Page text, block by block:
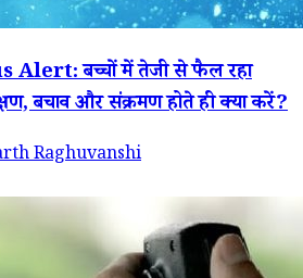
बच्चों में तेजी से फैल रहा
बचाव और संक्रमण होते ही क्या करें?
Raghuvanshi